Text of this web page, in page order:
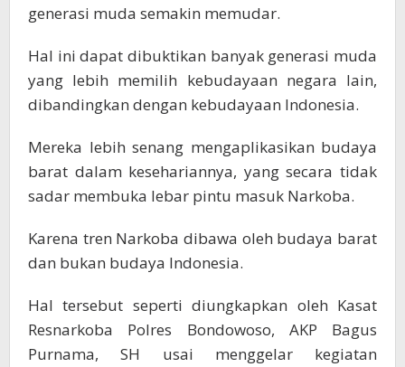
generasi muda semakin memudar.
Hal ini dapat dibuktikan banyak generasi muda
yang lebih memilih kebudayaan negara lain,
dibandingkan dengan kebudayaan Indonesia.
Mereka lebih senang mengaplikasikan budaya
barat dalam kesehariannya, yang secara tidak
sadar membuka lebar pintu masuk Narkoba.
Karena tren Narkoba dibawa oleh budaya barat
dan bukan budaya Indonesia.
Hal tersebut seperti diungkapkan oleh Kasat
Resnarkoba Polres Bondowoso, AKP Bagus
Purnama, SH usai menggelar kegiatan